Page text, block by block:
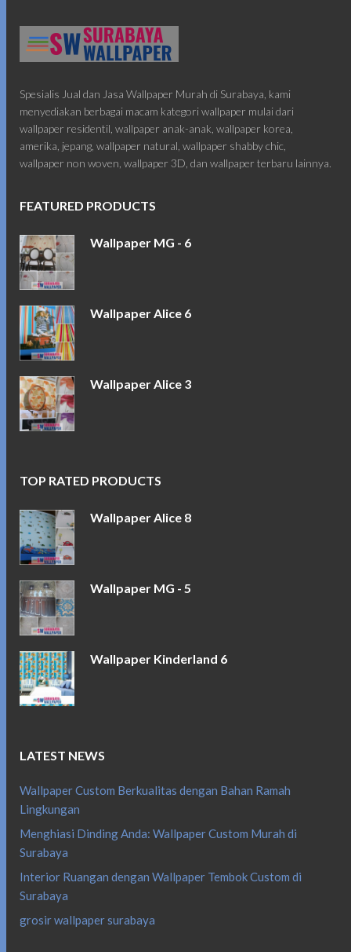
Spesialis Jual dan Jasa Wallpaper Murah di Surabaya, kami
menyediakan berbagai macam kategori wallpaper mulai dari
wallpaper residentil, wallpaper anak-anak, wallpaper korea,
amerika, jepang, wallpaper natural, wallpaper shabby chic,
wallpaper non woven, wallpaper 3D, dan wallpaper terbaru lainnya.
FEATURED PRODUCTS
Wallpaper MG - 6
Wallpaper Alice 6
Wallpaper Alice 3
TOP RATED PRODUCTS
Wallpaper Alice 8
Wallpaper MG - 5
Wallpaper Kinderland 6
LATEST NEWS
Wallpaper Custom Berkualitas dengan Bahan Ramah
Lingkungan
Menghiasi Dinding Anda: Wallpaper Custom Murah di
Surabaya
Interior Ruangan dengan Wallpaper Tembok Custom di
Surabaya
grosir wallpaper surabaya